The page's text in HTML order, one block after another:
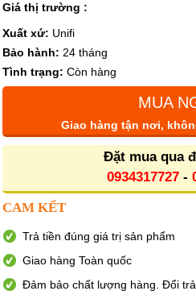
Giá thị trường :
Xuất xứ: Unifi
Bảo hành: 24 tháng
Tình trạng: Còn hàng
MUA
Giao hàng tận nơi,
Đặt mua qua
0934317727-
CAM KẾT
Trả tiền đúng giá trị sản phẩm
Giao hàng Toàn quốc
Đảm bảo chất lượng hàng. Đổi